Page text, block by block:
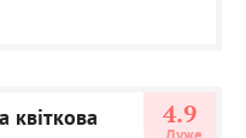
квіткова 4.9